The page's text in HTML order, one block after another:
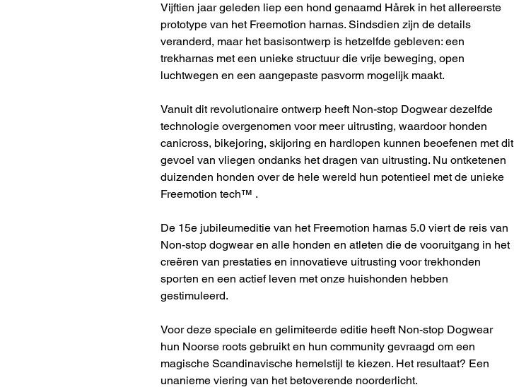
Vijftien jaar geleden liep een hond genaamd Hårek in het allereerste
prototype van het Freemotion harnas. Sindsdien zijn de details
veranderd, maar het basisontwerp is hetzelfde gebleven: een
trekharnas met een unieke structuur die vrije beweging, open
luchtwegen en een aangepaste pasvorm mogelijk maakt.
Vanuit dit revolutionaire ontwerp heeft Non-stop Dogwear dezelfde
technologie overgenomen voor meer uitrusting, waardoor honden
canicross, bikejoring, skijoring en hardlopen kunnen beoefenen met dit
gevoel van vliegen ondanks het dragen van uitrusting. Nu ontketenen
duizenden honden over de hele wereld hun potentieel met de unieke
Freemotion tech™ .
De 15e jubileumeditie van het Freemotion harnas 5.0 viert de reis van
Non-stop dogwear en alle honden en atleten die de vooruitgang in het
creëren van prestaties en innovatieve uitrusting voor trekhonden
sporten en een actief leven met onze huishonden hebben
gestimuleerd.
Voor deze speciale en gelimiteerde editie heeft Non-stop Dogwear
hun Noorse roots gebruikt en hun community gevraagd om een
magische Scandinavische hemelstijl te kiezen. Het resultaat? Een
unanieme viering van het betoverende noorderlicht.